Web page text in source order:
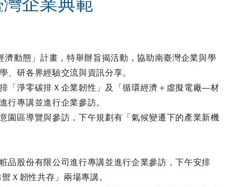
動態」計畫，特舉辦旨揭活動，協助南臺灣企業與學
、研各界經驗交流與資訊分享。
「淨零碳排Ｘ企業韌性」及「循環經濟＋虛擬電廠—材
行專講並進行企業參訪。
園區導覽與參訪，下午規劃有「氣候變遷下的產業新機
品股份有限公司進行專講並進行企業參訪，下午安排
Ｘ韌性共存」兩場專講。